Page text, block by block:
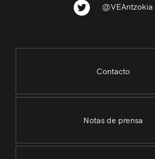
@VEAntzokia
Contacto
Notas de prensa